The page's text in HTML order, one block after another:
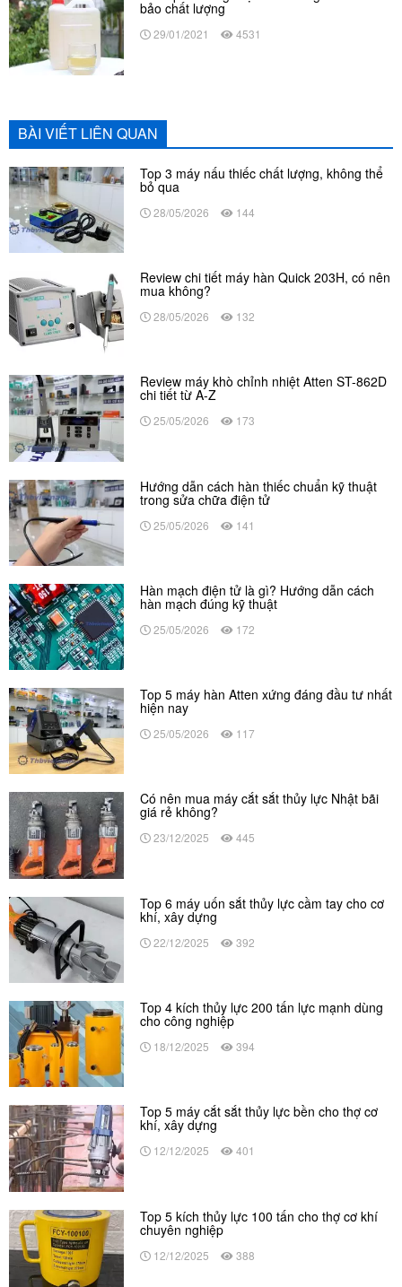
bảo chất lượng
29/01/2021 4531
BÀI VIẾT LIÊN QUAN
Top 3 máy nấu thiếc chất lượng, không thể
bỏ qua
28/05/2026 144
Review chi tiết máy hàn Quick 203H, có nên
mua không?
28/05/2026 132
Review máy khò chỉnh nhiệt Atten ST-862D
chi tiết từ A-Z
25/05/2026 173
Hướng dẫn cách hàn thiếc chuẩn kỹ thuật
trong sửa chữa điện tử
25/05/2026 141
Hàn mạch điện tử là gì? Hướng dẫn cách
hàn mạch đúng kỹ thuật
25/05/2026 172
Top 5 máy hàn Atten xứng đáng đầu tư nhất
hiện nay
25/05/2026 117
Có nên mua máy cắt sắt thủy lực Nhật bãi
giá rẻ không?
23/12/2025 445
Top 6 máy uốn sắt thủy lực cầm tay cho cơ
khí, xây dựng
22/12/2025 392
Top 4 kích thủy lực 200 tấn lực mạnh dùng
cho công nghiệp
18/12/2025 394
Top 5 máy cắt sắt thủy lực bền cho thợ cơ
khí, xây dựng
12/12/2025 401
Top 5 kích thủy lực 100 tấn cho thợ cơ khí
chuyên nghiệp
12/12/2025 388